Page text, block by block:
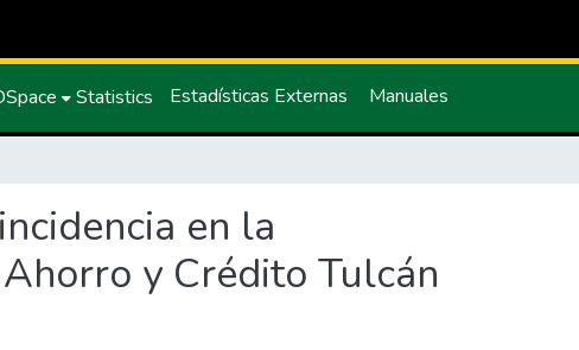
Statistics Estadísticas Externas Manuales
en la
y Crédito Tulcán